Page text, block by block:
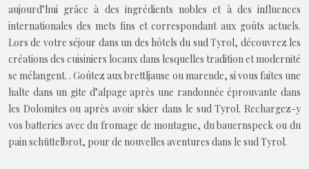
aujourd’hui grâce à des ingrédients nobles et à des influences
internationales des mets fins et correspondant aux goûts actuels.
Lors de votre séjour dans un des hôtels du sud Tyrol, découvrez les
créations des cuisiniers locaux dans lesquelles tradition et modernité
se mélangent. . Goûtez aux brettljause ou marende, si vous faites une
halte dans un gite d’alpage après une randonnée éprouvante dans
les Dolomites ou après avoir skier dans le sud Tyrol. Rechargez-y
vos batteries avec du fromage de montagne, du bauernspeck ou du
pain schüttelbrot, pour de nouvelles aventures dans le sud Tyrol.